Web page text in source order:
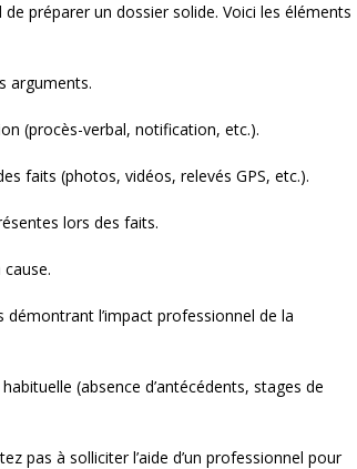
préparer un dossier solide. Voici les éléments
arguments.
(procès-verbal, notification, etc.).
faits (photos, vidéos, relevés GPS, etc.).
lors des faits.
l’impact professionnel de la
(absence d’antécédents, stages de
pas à solliciter l’aide d’un professionnel pour